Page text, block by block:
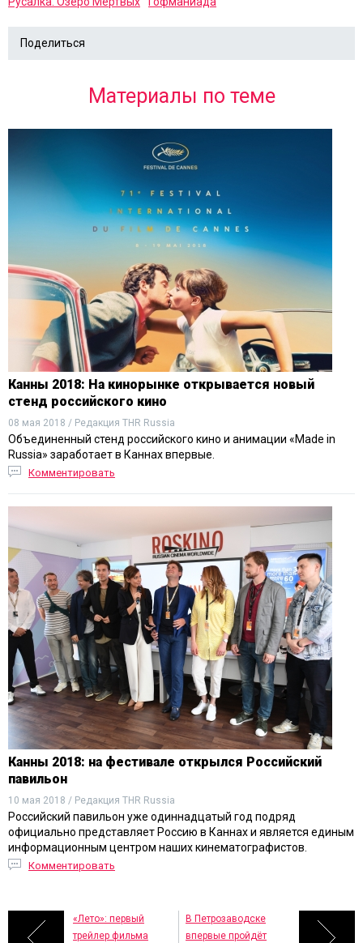
Поделиться
Материалы по теме
Канны 2018: На кинорынке открывается новый
стенд российского кино
08 мая 2018 / Редакция THR Russia
Объединенный стенд российского кино и анимации «Made in
Russia» заработает в Каннах впервые.
Комментировать
Канны 2018: на фестивале открылся Российский
павильон
10 мая 2018 / Редакция THR Russia
Российский павильон уже одиннадцатый год подряд
официально представляет Россию в Каннах и является единым
информационным центром наших кинематографистов.
Комментировать
«Лето»: первый
трейлер фильма
В Петрозаводске
впервые пройдёт